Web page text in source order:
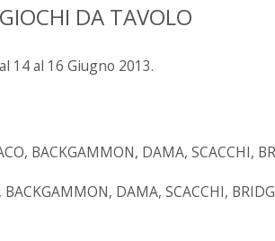
DA TAVOLO
14 al 16 Giugno 2013.
BACKGAMMON, DAMA, SCACCHI,
DAMA, SCACCHI,